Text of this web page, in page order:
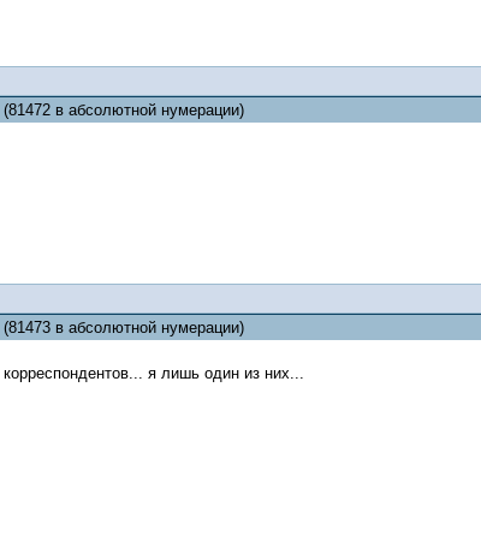
(81472 в абсолютной нумерации)
(81473 в абсолютной нумерации)
я лишь один из них...